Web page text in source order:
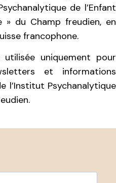
de l’Enfant
» du Champ freudien, en
francophone.
uniquement pour
et informations
l’Institut Psychanalytique